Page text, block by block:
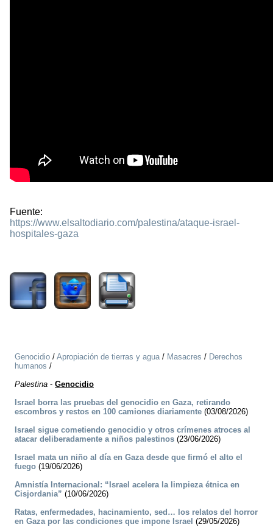
Fuente:
https://www.elsaltodiario.com/palestina/ataque-israel-
hospitales-gaza
Genocidio / Apropiación de tierras y agua/ Masacres / Derechos
humanos /
Palestina - Genocidio
Israel borra las pruebas del genocidio en Gaza, retirando
escombros y restos en 100 camiones diariamente (03/08/2026)
Israel sigue cometiendo genocidio y otros crímenes atroces al
atacar deliberadamente a niños palestinos (23/06/2026)
Israel mata un niño al día en Gaza desde que firmó el alto el
fuego (19/06/2026)
Amnistía Internacional: “Israel acelera la limpieza étnica en
Cisjordania” (10/06/2026)
Ratas, enfermedades, hacinamiento, sed… los relatos del horror
en Gaza por las condiciones que impone Israel (29/05/2026)